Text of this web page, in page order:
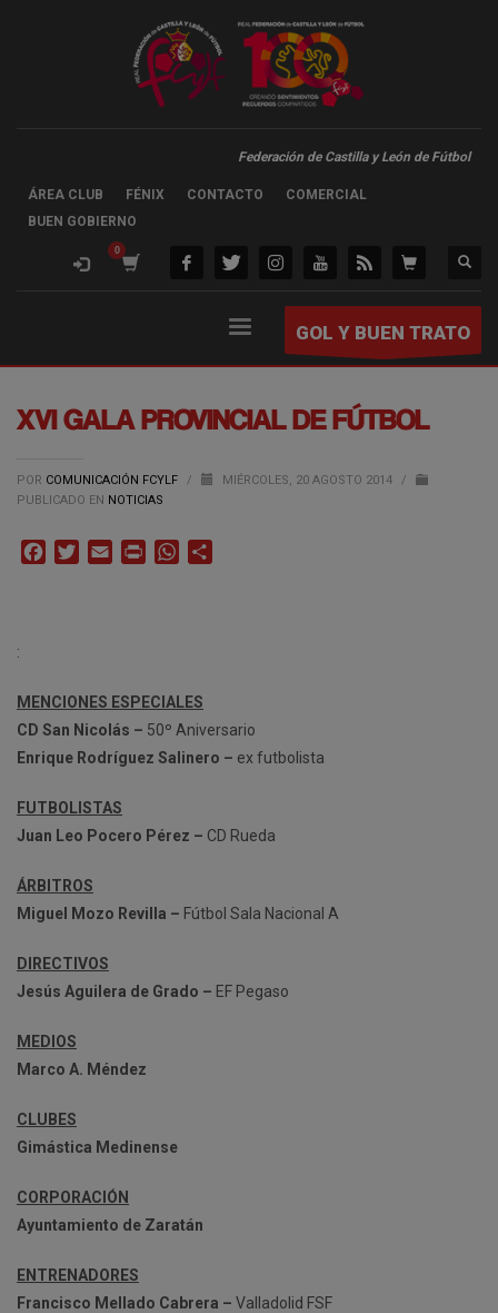
Federación de Castilla y León de Fútbol
ÁREA CLUB FÉNIX CONTACTO
COMERCIAL
BUEN GOBIERNO
GOL Y BUEN TRATO
XVI GALA PROVINCIAL DE FÚTBOL
POR COMUNICACIÓN FCYLF / MIÉRCOLES, 20 AGOSTO 2014
/
PUBLICADO EN NOTICIAS
FacebookTwitterEmail Print WhatsApp
:
MENCIONES ESPECIALES
CD San Nicolás – 50º Aniversario
Enrique Rodríguez Salinero – ex futbolista
FUTBOLISTAS
Juan Leo Pocero Pérez – CD Rueda
ÁRBITROS
Miguel Mozo Revilla – Fútbol Sala Nacional A
DIRECTIVOS
Jesús Aguilera de Grado – EF Pegaso
MEDIOS
Marco A. Méndez
CLUBES
Gimástica Medinense
CORPORACIÓN
Ayuntamiento de Zaratán
ENTRENADORES
Francisco Mellado Cabrera – Valladolid FSF